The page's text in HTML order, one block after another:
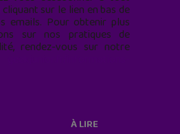
sur le lien en bas de
emails. Pour obtenir plus
sur nos pratiques de
rendez-vous sur notre
À LIRE